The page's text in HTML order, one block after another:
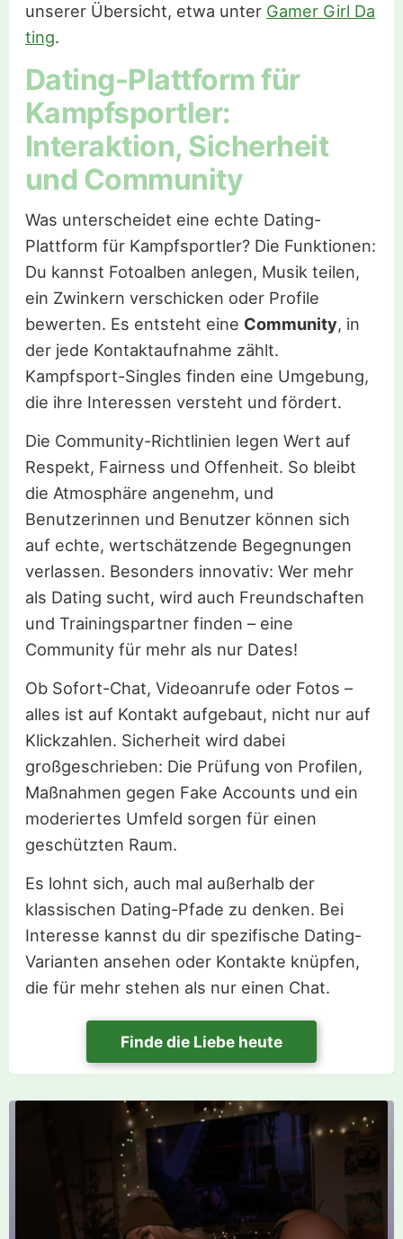
unserer Übersicht, etwa unter Gamer Girl Da
ting.
Dating-Plattform für
Kampfsportler:
Interaktion, Sicherheit
und Community
Was unterscheidet eine echte Dating-
Plattform für Kampfsportler? Die Funktionen:
Du kannst Fotoalben anlegen, Musik teilen,
ein Zwinkern verschicken oder Profile
bewerten. Es entsteht eine Community, in
der jede Kontaktaufnahme zählt.
Kampfsport-Singles finden eine Umgebung,
die ihre Interessen versteht und fördert.
Die Community-Richtlinien legen Wert auf
Respekt, Fairness und Offenheit. So bleibt
die Atmosphäre angenehm, und
Benutzerinnen und Benutzer können sich
auf echte, wertschätzende Begegnungen
verlassen. Besonders innovativ: Wer mehr
als Dating sucht, wird auch Freundschaften
und Trainingspartner finden – eine
Community für mehr als nur Dates!
Ob Sofort-Chat, Videoanrufe oder Fotos –
alles ist auf Kontakt aufgebaut, nicht nur auf
Klickzahlen. Sicherheit wird dabei
großgeschrieben: Die Prüfung von Profilen,
Maßnahmen gegen Fake Accounts und ein
moderiertes Umfeld sorgen für einen
geschützten Raum.
Es lohnt sich, auch mal außerhalb der
klassischen Dating-Pfade zu denken. Bei
Interesse kannst du dir spezifische Dating-
Varianten ansehen oder Kontakte knüpfen,
die für mehr stehen als nur einen Chat.
Finde die Liebe heute